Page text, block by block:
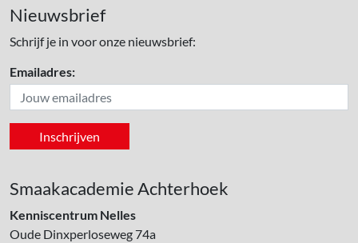
Nieuwsbrief
Schrijf je in voor onze nieuwsbrief:
Emailadres:
Smaakacademie Achterhoek
Kenniscentrum Nelles
Oude Dinxperloseweg 74a